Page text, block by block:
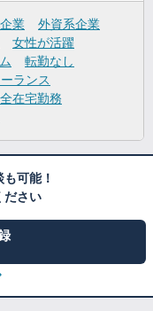
業
外資系企業
女性が活躍
転勤なし
ランス
在宅勤務
可能！
ださい